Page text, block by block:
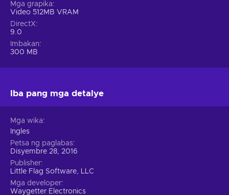
Mga grapika
Video 512MB VRAM
DirectX
9.0
Imbakan
300 MB
Iba pang mga detalye
Mga wika
Ingles
Petsa ng paglabas
Disyembre 28, 2016
Publisher
Little Flag Software, LLC
Mga developer
Waygetter Electronics